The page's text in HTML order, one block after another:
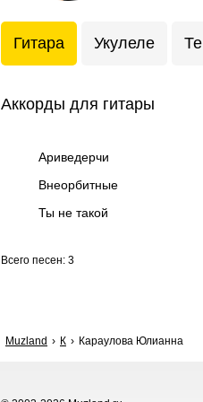
Гитара Укулеле
Аккорды для гитары
Ариведерчи
Внеорбитные
Ты не такой
Всего песен: 3
Muzland К Караулова Юлианна